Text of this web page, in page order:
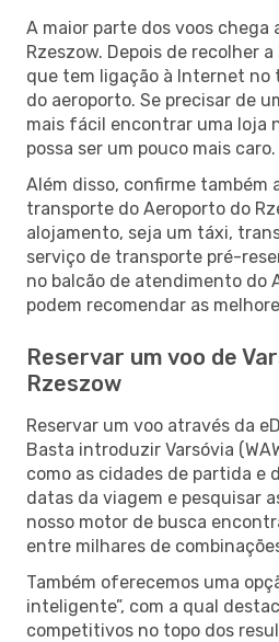
A maior parte dos voos chega
Rzeszow. Depois de recolher
que tem ligação à Internet no
do aeroporto. Se precisar de
mais fácil encontrar uma loja
possa ser um pouco mais caro.
Além disso, confirme também
transporte do Aeroporto do
alojamento, seja um táxi,
serviço de transporte pré-
no balcão de atendimento do
podem recomendar as
Reservar um voo de
Rzeszow
Reservar um voo através da
Basta introduzir Varsóvia
como as cidades de partida e
datas da viagem e pesquisar
nosso motor de busca
entre milhares de
Também oferecemos uma
inteligente”, com a qual
competitivos no topo dos